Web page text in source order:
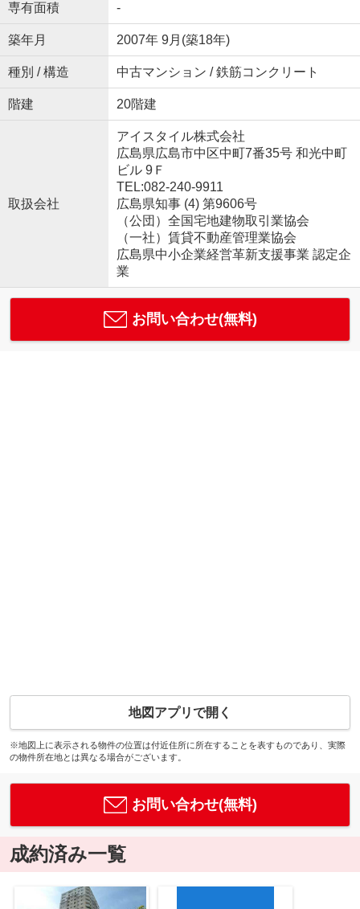
専有面積 -
築年月 2007年 9月(築18年)
種別 / 構造 中古マンション / 鉄筋コンクリート
階建 20階建
取扱会社
アイスタイル株式会社
広島県広島市中区中町7番35号 和光中町
ビル 9Ｆ
TEL:082-240-9911
広島県知事 (4) 第9606号
（公団）全国宅地建物取引業協会
（一社）賃貸不動産管理業協会
広島県中小企業経営革新支援事業 認定企
業
お問い合わせ(無料)
地図アプリで開く
※地図上に表示される物件の位置は付近住所に所在することを表すものであり、実際
の物件所在地とは異なる場合がございます。
お問い合わせ(無料)
成約済み一覧